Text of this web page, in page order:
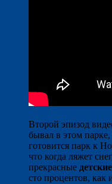
Второй эпизод
бывал в этом
готовится парк к
что когда ляжет
прекрасные
сто процентов, как